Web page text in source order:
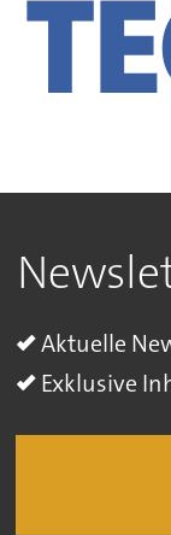
Aktuelle
Exklusive